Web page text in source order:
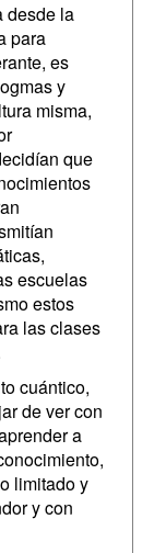
desde la
para
es
y
misma,
que
escuelas
estos
las clases
cuántico,
de ver con
a
limitado y
y con